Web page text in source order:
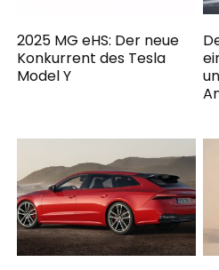
2025 MG eHS: Der neue
Konkurrent des Tesla
Model Y